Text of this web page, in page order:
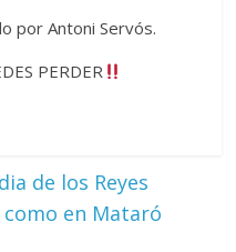
por Antoni Servós.
PERDER
de los Reyes
en Mataró